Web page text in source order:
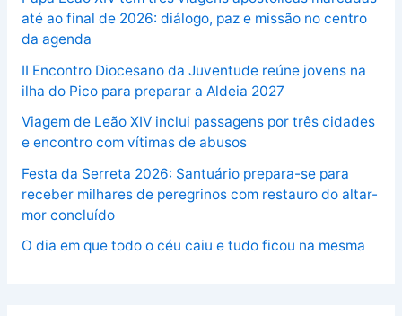
até ao final de 2026: diálogo, paz e missão no centro
da agenda
II Encontro Diocesano da Juventude reúne jovens na
ilha do Pico para preparar a Aldeia 2027
Viagem de Leão XIV inclui passagens por três cidades
e encontro com vítimas de abusos
Festa da Serreta 2026: Santuário prepara-se para
receber milhares de peregrinos com restauro do altar-
mor concluído
O dia em que todo o céu caiu e tudo ficou na mesma